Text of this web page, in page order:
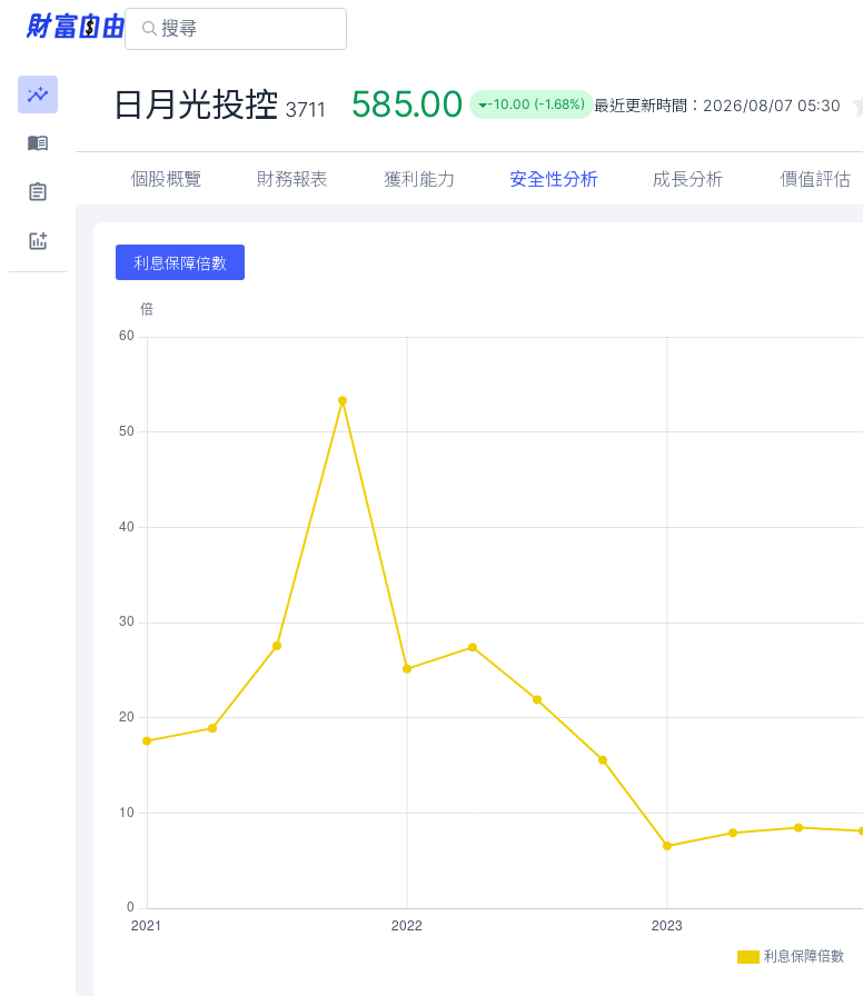
日月光投控 3711 585.00 -10.00 (-1.68%) 最近更新時間： 2026/08/07 05:30
個股概覽 財務報表 獲利能力 安全性分析 成長分析 價值評估
利息保障倍數
利息保障倍數